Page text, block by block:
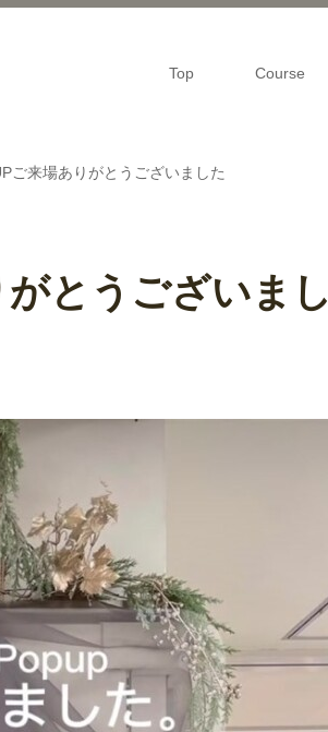
Top Course
ご来場ありがとうございました
とうございまし